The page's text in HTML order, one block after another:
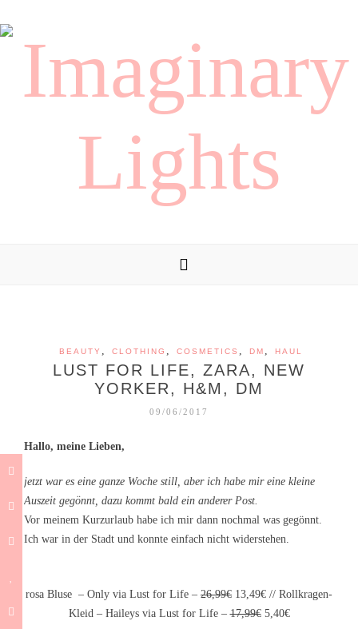
BEAUTY , CLOTHING , COSMETICS , DM , HAUL
LUST FOR LIFE, ZARA, NEW
YORKER, H&M, DM
09/06/2017
Hallo, meine Lieben,
jetzt war es eine ganze Woche still, aber ich habe mir eine kleine
Auszeit gegönnt, dazu kommt bald ein anderer Post.
Vor meinem Kurzurlaub habe ich mir dann nochmal was gegönnt.
Ich war in der Stadt und konnte einfach nicht widerstehen.
rosa Bluse – Only via Lust for Life – 26,99€ 13,49€ // Rollkragen-
Kleid – Haileys via Lust for Life –17,99€5,40€